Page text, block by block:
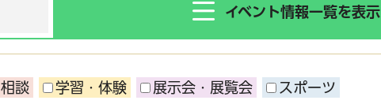
イベント情報一覧を表示
相談 学習・体験 展示会・展覧会
スポーツ